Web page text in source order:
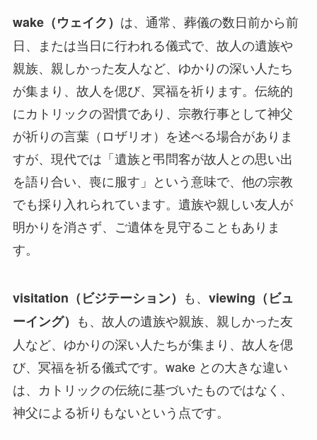
wake（ウェイク） は、通常、葬儀の数日前から前
日、または当日に行われる儀式で、故人の遺族や
親族、親しかった友人など、ゆかりの深い人たち
が集まり、故人を偲び、冥福を祈ります。伝統的
にカトリックの習慣であり、宗教行事として神父
が祈りの言葉（ロザリオ）を述べる場合がありま
すが、現代では「遺族と弔問客が故人との思い出
を語り合い、喪に服す」という意味で、他の宗教
でも採り入れられています。遺族や親しい友人が
明かりを消さず、ご遺体を見守ることもありま
す。
visitation（ビジテーション） も、 viewing（ビュ
ーイング） も、故人の遺族や親族、親しかった友
人など、ゆかりの深い人たちが集まり、故人を偲
び、冥福を祈る儀式です。wake との大きな違い
は、カトリックの伝統に基づいたものではなく、
神父による祈りもないという点です。